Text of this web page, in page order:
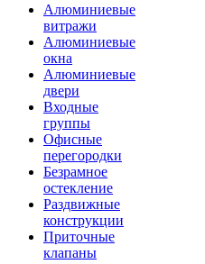
Алюминиевые
витражи
Алюминиевые
окна
Алюминиевые
двери
Входные
группы
Офисные
перегородки
Безрамное
остекление
Раздвижные
конструкции
Приточные
клапаны